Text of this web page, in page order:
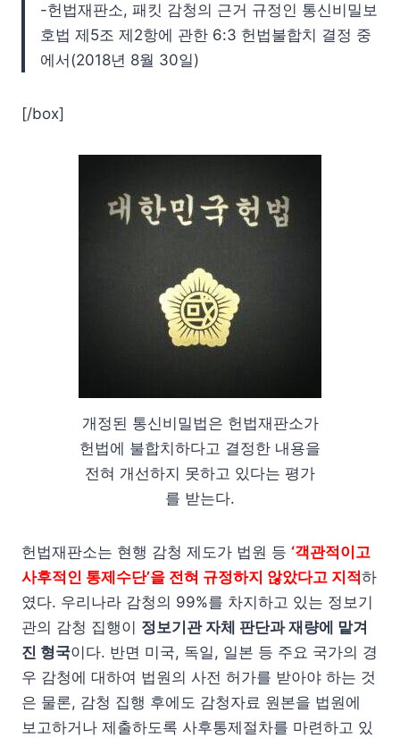
-헌법재판소, 패킷 감청의 근거 규정인 통신비밀보
호법 제5조 제2항에 관한 6:3 헌법불합치 결정 중
에서(2018년 8월 30일)
[/box]
개정된 통신비밀법은 헌법재판소가
헌법에 불합치하다고 결정한 내용을
전혀 개선하지 못하고 있다는 평가
를 받는다.
헌법재판소는 현행 감청 제도가 법원 등 ‘객관적이고
사후적인 통제수단’을 전혀 규정하지 않았다고 지적하
였다. 우리나라 감청의 99%를 차지하고 있는 정보기
관의 감청 집행이 정보기관 자체 판단과 재량에 맡겨
진 형국이다. 반면 미국, 독일, 일본 등 주요 국가의 경
우 감청에 대하여 법원의 사전 허가를 받아야 하는 것
은 물론, 감청 집행 후에도 감청자료 원본을 법원에
보고하거나 제출하도록 사후통제절차를 마련하고 있